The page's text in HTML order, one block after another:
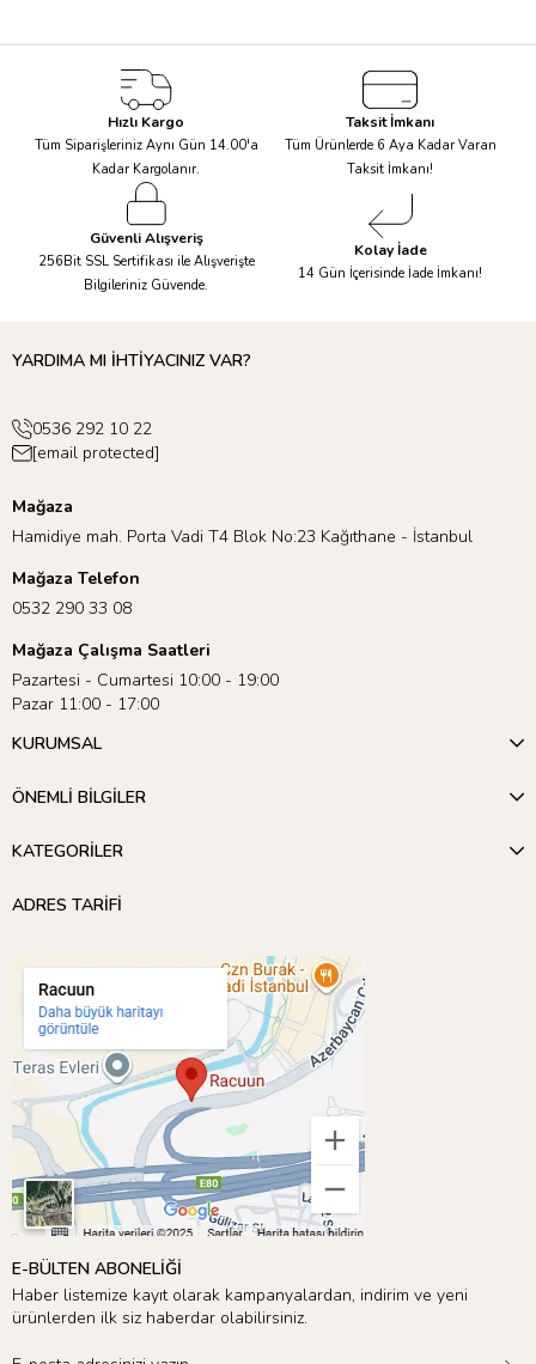
benzersiz kılıyor.
Meri Meri’nin sunduğu geniş ürün yelpazesini keşfetmek için
Happy Birthday Teması
Hızlı Kargo
Tüm Siparişleriniz Aynı Gün 14.00'a
Kadar Kargolanır.
Taksit İmkanı
Tüm Ürünlerde 6 Aya Kadar Varan
Taksit İmkanı!
Güvenli Alışveriş
256Bit SSL Sertifikası ile Alışverişte
Bilgileriniz Güvende.
Kolay İade
14 Gün İçerisinde İade İmkanı!
YARDIMA MI İHTİYACINIZ VAR?
0536 292 10 22
[email protected]
Mağaza
Hamidiye mah. Porta Vadi T4 Blok No:23 Kağıthane - İstanbul
Mağaza Telefon
0532 290 33 08
Mağaza Çalışma Saatleri
Pazartesi - Cumartesi 10:00 - 19:00
Pazar 11:00 - 17:00
KURUMSAL
ÖNEMLİ BİLGİLER
KATEGORİLER
ADRES TARİFİ
E-BÜLTEN ABONELİĞİ
Haber listemize kayıt olarak kampanyalardan, indirim ve yeni
ürünlerden ilk siz haberdar olabilirsiniz.